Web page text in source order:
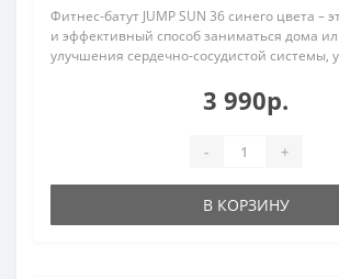
Фитнес-батут JUMP SUN 36 синего цвета –
и эффективный способ заниматься дома
улучшения сердечно-сосудистой системы,
3 990р.
- +
В КОРЗИНУ